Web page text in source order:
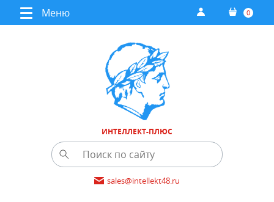
Меню 0
ИНТЕЛЛЕКТ-ПЛЮС
sales@intellekt48.ru